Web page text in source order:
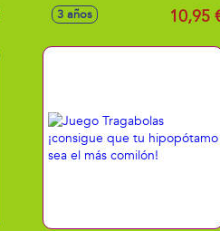
3 años 10,95